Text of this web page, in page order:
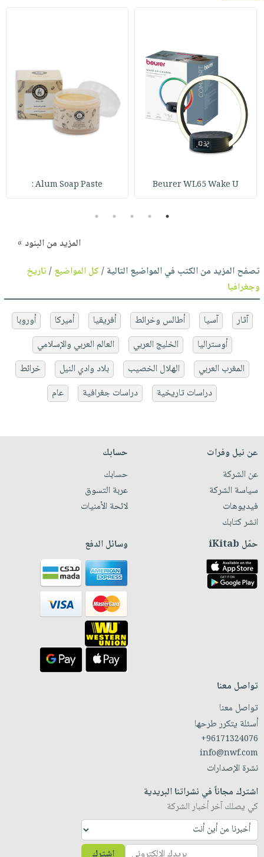
Beurer WL65 Wake U
Alum Soap Paste :
1
2
3
4
5
المزيد من البنود »
تصفح المزيد من الكتب في المواضيع التالية /كل المواضيع/تاريخ
وجغرافيا
آثار آسيا أطالس وخرائط أفريقيا أميركا
أوروبا
أوستراليا
الخليج العربي
العالم العربي والإسلامي
المغرب العربي
الهلال الخصيب بلاد وادي النيل
خرائط
دراسات تاريخية
دراسات جغرافية عام
عن نيل وفرات
عن الشركة
سياسة الشركة
فيديوهات
انشر كتابك
حسابك
حسابك
عربة التسوق
لائحة الأمنيات
حمّل iKitab وسائل الدفع
تواصل معنا
تواصل معنا
أسئلة يتكرر طرحها
+96171324076
info@nwf.com
نشرة الإصدارات
اشترك مجاناً في نشراتنا البريدية
كي يصلك آخر أخبار الشركة